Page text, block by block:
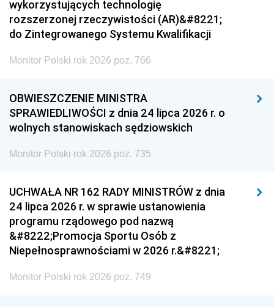
wykorzystujących technologię
rozszerzonej rzeczywistości (AR)&#8221;
do Zintegrowanego Systemu Kwalifikacji
Monitor Polski rok 2026 poz. 766
OBWIESZCZENIE MINISTRA
SPRAWIEDLIWOŚCI z dnia 24 lipca 2026 r. o
wolnych stanowiskach sędziowskich
Monitor Polski rok 2026 poz. 735
UCHWAŁA NR 162 RADY MINISTRÓW z dnia
24 lipca 2026 r. w sprawie ustanowienia
programu rządowego pod nazwą
&#8222;Promocja Sportu Osób z
Niepełnosprawnościami w 2026 r.&#8221;
Monitor Polski rok 2026 poz. 749